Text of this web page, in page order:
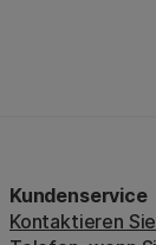
Kundenservice
Kontaktieren